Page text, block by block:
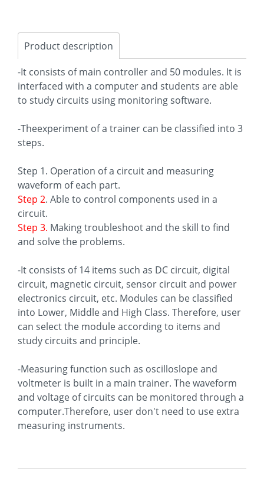
Product description
-It consists of main controller and 50 modules. It is
interfaced with a computer and students are able
to study circuits using monitoring software.
-Theexperiment of a trainer can be classified into 3
steps.
Step 1. Operation of a circuit and measuring
waveform of each part.
Step 2. Able to control components used in a
circuit.
Step 3. Making troubleshoot and the skill to find
and solve the problems.
-It consists of 14 items such as DC circuit, digital
circuit, magnetic circuit, sensor circuit and power
electronics circuit, etc. Modules can be classified
into Lower, Middle and High Class. Therefore, user
can select the module according to items and
study circuits and principle.
-Measuring function such as oscilloslope and
voltmeter is built in a main trainer. The waveform
and voltage of circuits can be monitored through a
computer.Therefore, user don't need to use extra
measuring instruments.